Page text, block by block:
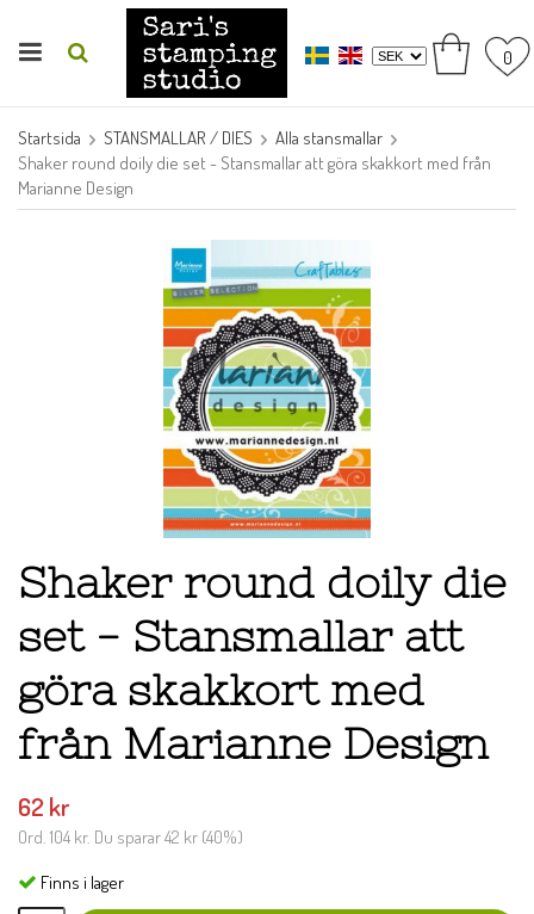
0
Startsida STANSMALLAR / DIES
Alla stansmallar
Shaker round doily die set - Stansmallar att göra skakkort med från
Marianne Design
Shaker round doily die
set - Stansmallar att
göra skakkort med
från Marianne Design
62 kr
Ord. 104 kr. Du sparar42 kr (40%)
Finns i lager